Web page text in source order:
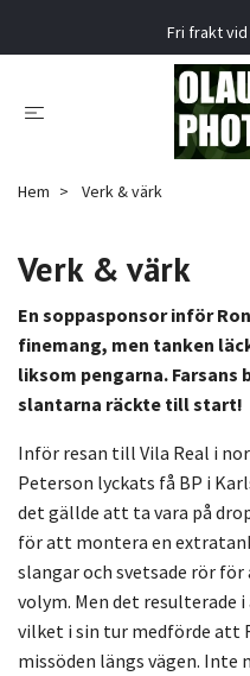
Fri frakt
Hem Verk & värk
Verk & värk
En soppasponsor inför
finemang, men tanken
liksom pengarna. Farsans
slantarna räckte till start!
Inför resan till Vila Real i
Peterson lyckats få BP i
det gällde att ta vara på
för att montera en
slangar och svetsade rör
volym. Men det resulterade
vilket i sin tur medförde att
missöden längs vägen. Inte